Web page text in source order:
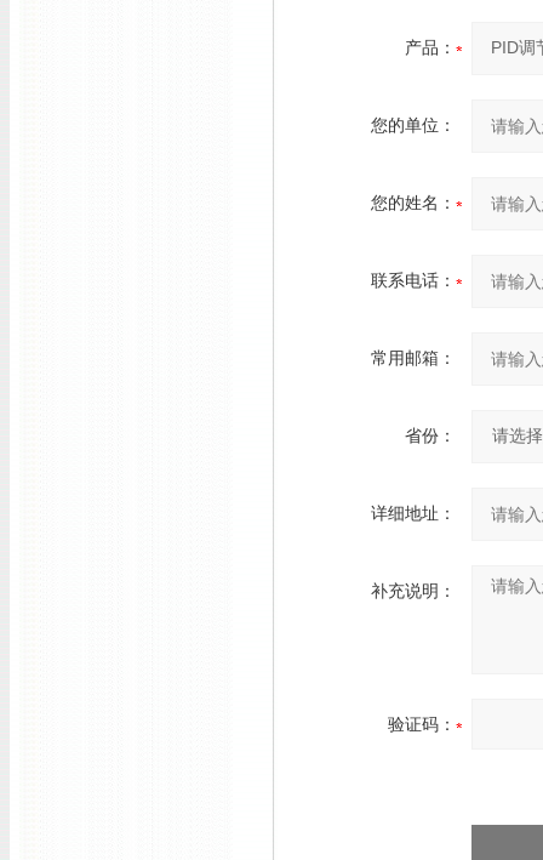
产品：
您的单位：
您的姓名：
联系电话：
常用邮箱：
省份：
详细地址：
补充说明：
验证码：